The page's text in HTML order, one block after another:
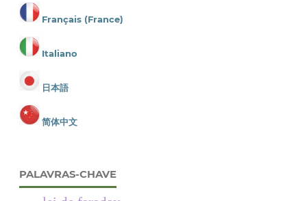
Français (France)
Italiano
日本語
简体中文
PALAVRAS-CHAVE